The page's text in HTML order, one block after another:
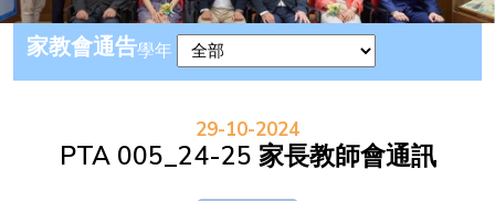
家教會通告學年
29-10-2024
PTA 005_24-25 家長教師會通訊